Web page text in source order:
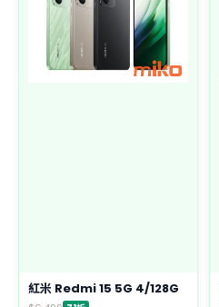
紅米 Redmi 15 5G 4/128G